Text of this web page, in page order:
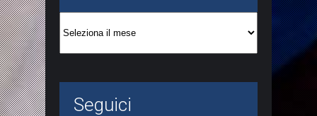
articoli
Seguici